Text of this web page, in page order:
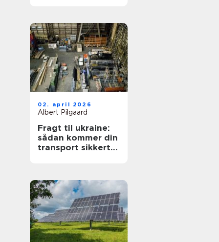
02. april 2026
Albert Pilgaard
Fragt til ukraine:
sådan kommer din
transport sikkert